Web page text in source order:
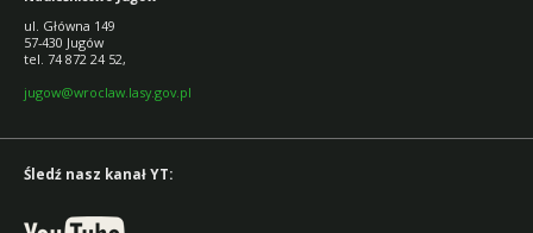
ul. Główna 149
57-430 Jugów
tel. 74 872 24 52,
jugow@wroclaw.lasy.gov.pl
Śledź nasz kanał YT: